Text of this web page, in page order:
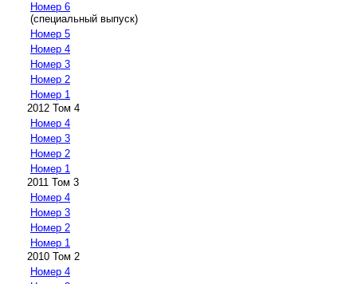
Номер 6
(специальный выпуск)
Номер 5
Номер 4
Номер 3
Номер 2
Номер 1
2012 Том 4
Номер 4
Номер 3
Номер 2
Номер 1
2011 Том 3
Номер 4
Номер 3
Номер 2
Номер 1
2010 Том 2
Номер 4